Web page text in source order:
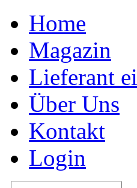
Home
Magazin
Lieferant
Über Uns
Kontakt
Login